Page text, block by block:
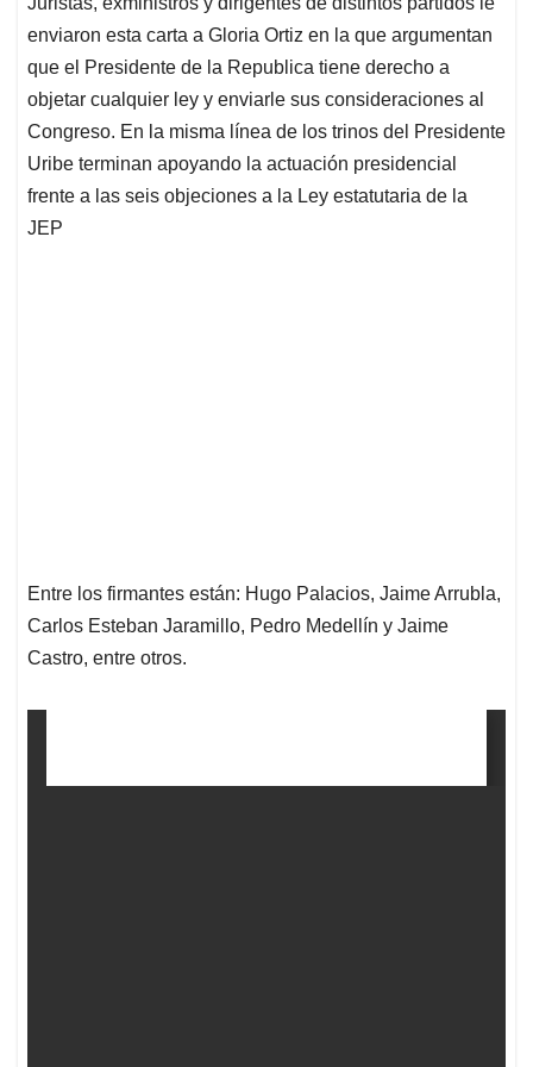
s
A
p
p
b
o
o
k
e
d
I
n
l
a
d
s
enviaron esta carta a Gloria Ortiz en la que argumentan
que el Presidente de la Republica tiene derecho a
objetar cualquier ley y enviarle sus consideraciones al
Congreso. En la misma línea de los trinos del Presidente
Uribe terminan apoyando la actuación presidencial
frente a las seis objeciones a la Ley estatutaria de la
JEP
Entre los firmantes están: Hugo Palacios, Jaime Arrubla,
Carlos Esteban Jaramillo, Pedro Medellín y Jaime
Castro, entre otros.